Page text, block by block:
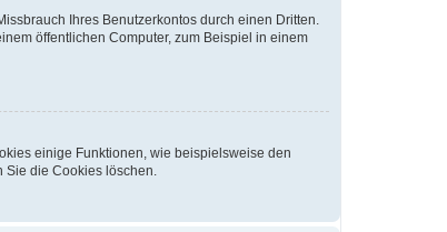
Ihres Benutzerkontos durch einen Dritten.
öffentlichen Computer, zum Beispiel in einem
einige Funktionen, wie beispielsweise den
Sie die Cookies löschen.